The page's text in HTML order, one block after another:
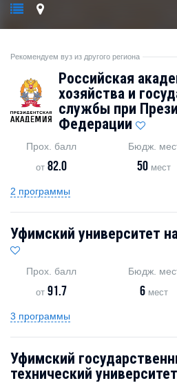
Рекомендуем вуз из другого региона
Российская
хозяйства и
службы при
Федерации
Прох. балл
от82.0
Бюдж.
50 мест
2 программы
Уфимский университет
Прох. балл
от91.7
Бюдж.
6 мест
3 программы
Уфимский
технический университет